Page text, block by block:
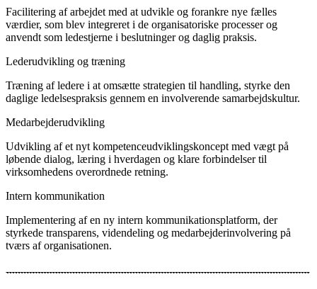
Facilitering af arbejdet med at udvikle og forankre nye fælles
værdier, som blev integreret i de organisatoriske processer og
anvendt som ledestjerne i beslutninger og daglig praksis.
Lederudvikling og træning
Træning af ledere i at omsætte strategien til handling, styrke den
daglige ledelsespraksis gennem en involverende samarbejdskultur.
Medarbejderudvikling
Udvikling af et nyt kompetenceudviklingskoncept med vægt på
løbende dialog, læring i hverdagen og klare forbindelser til
virksomhedens overordnede retning.
Intern kommunikation
Implementering af en ny intern kommunikationsplatform, der
styrkede transparens, videndeling og medarbejderinvolvering på
tværs af organisationen.